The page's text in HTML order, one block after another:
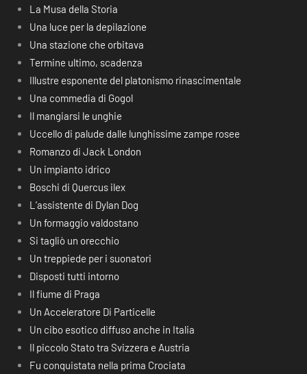
La Musa della Storia
Una luce per la depilazione
Una stazione che orbitava
Termine ultimo, scadenza
Illustre esponente del platonismo rinascimentale
Una commedia di Gogol
Il mangiarsi le unghie
Uccello di palude dalle lunghissime zampe rosee
Romanzo di Jack London
Un impianto idrico
Boschi di Quercus ilex
L’assistente di Dylan Dog
Un formaggio valdostano
Si tagliò un orecchio
Un treppiede per i suonatori
Disposti tutti intorno
Il fiume di Praga
Un Acceleratore Di Particelle
Un cibo esotico diffuso anche in Italia
Il piccolo Stato tra Svizzera e Austria
Fu conquistata nella prima Crociata